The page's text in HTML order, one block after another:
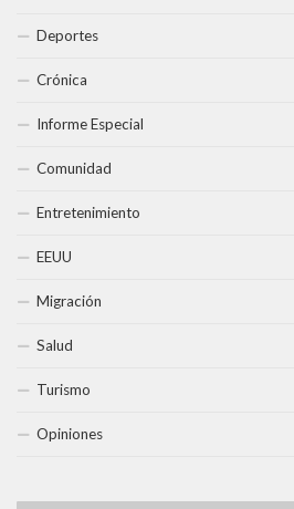
Deportes
Crónica
Informe Especial
Comunidad
Entretenimiento
EEUU
Migración
Salud
Turismo
Opiniones